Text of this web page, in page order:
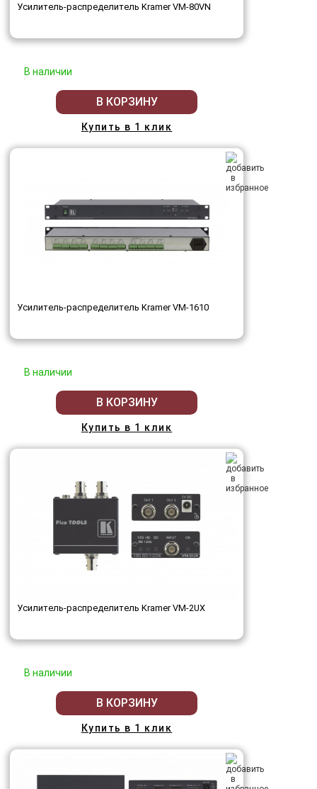
Усилитель-распределитель Kramer VM-80VN
В наличии
В КОРЗИНУ
Купить в 1 клик
Усилитель-распределитель Kramer VM-1610
В наличии
В КОРЗИНУ
Купить в 1 клик
Усилитель-распределитель Kramer VM-2UX
В наличии
В КОРЗИНУ
Купить в 1 клик